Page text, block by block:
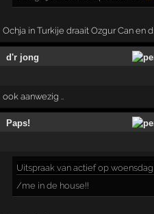
Ochja in Turkije draait Ozgur Can en
d'r jong
ook aanwezig ..
Paps!
Uitspraak van actief op woensdag
/me in de house!!